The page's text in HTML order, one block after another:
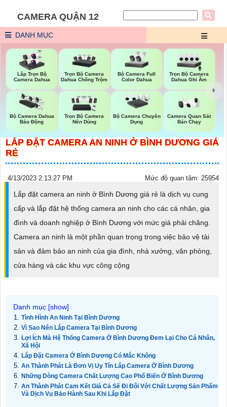
CAMERA QUẬN 12
DANH MỤC
Lắp Trọn Bộ
Camera Dahua
Trọn Bộ Camera
Dahua Chống Trộm
Bộ Camera Full
Color Dahua
Trọn Bộ Camera
Dahua Ghi Âm
Bộ Camera Dahua
Báo Động
Trọn Bộ Camera
Nên Dùng
Bộ Camera Chuyên
Dụng
Camera Quan Sát
Bán Chạy
LẮP ĐẶT CAMERA AN NINH Ở BÌNH DƯƠNG GIÁ
RẺ
4/13/2023 2:13:27 PM Mức độ quan tâm: 25954
Lắp đặt camera an ninh ở Bình Dương giá rẻ là dịch vụ cung
cấp và lắp đặt hệ thống camera an ninh cho các cá nhân, gia
đình và doanh nghiệp ở Bình Dương với mức giá phải chăng.
Camera an ninh là một phần quan trọng trong việc bảo vệ tài
sản và đảm bảo an ninh của gia đình, nhà xưởng, văn phòng,
cửa hàng và các khu vực công cộng
Tình Hình An Ninh Tại Bình Dương
Vì Sao Nên Lắp Camera Tại Bình Dương
Lợi Ích Mà Hệ Thống Camera Ở Bình Dương Đem Lại Cho Cá Nhân,
Xã Hội
Lắp Đặt Camera Ở Bình Dương Có Mắc Không
An Thành Phát Là Đơn Vị Uy Tín Lắp Camera Ở Bình Dương
Những Dòng Camera Chất Lượng Cao Phổ Biến Ở Bình Dương
An Thành Phát Cam Kết Giá Cả Sẽ Đi Đôi Với Chất Lượng Sản Phẩm
Và Dịch Vụ Bảo Hành Sau Khi Lắp Đặt